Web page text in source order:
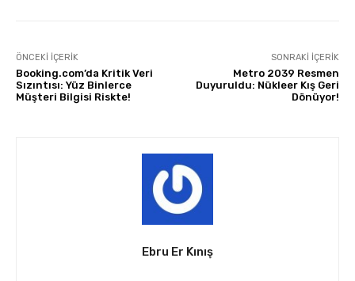
ÖNCEKI İÇERIK
Booking.com’da Kritik Veri
Sızıntısı: Yüz Binlerce
Müşteri Bilgisi Riskte!
SONRAKI İÇERIK
Metro 2039 Resmen
Duyuruldu: Nükleer Kış Geri
Dönüyor!
Ebru Er Kınış